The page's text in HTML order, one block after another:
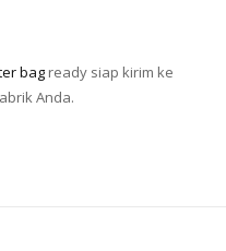
bag ready siap kirim ke
Anda.